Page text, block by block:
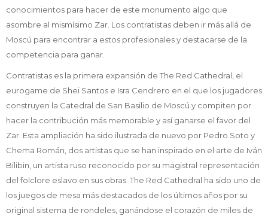
conocimientos para hacer de este monumento algo que
asombre al mismísimo Zar. Los contratistas deben ir más allá de
Moscú para encontrar a estos profesionales y destacarse de la
competencia para ganar.
Contratistas es la primera expansión de The Red Cathedral, el
eurogame de Shei Santos e Isra Cendrero en el que los jugadores
construyen la Catedral de San Basilio de Moscú y compiten por
hacer la contribución más memorable y así ganarse el favor del
Zar. Esta ampliación ha sido ilustrada de nuevo por Pedro Soto y
Chema Román, dos artistas que se han inspirado en el arte de Iván
Bilibin, un artista ruso reconocido por su magistral representación
del folclore eslavo en sus obras. The Red Cathedral ha sido uno de
los juegos de mesa más destacados de los últimos años por su
original sistema de rondeles, ganándose el corazón de miles de